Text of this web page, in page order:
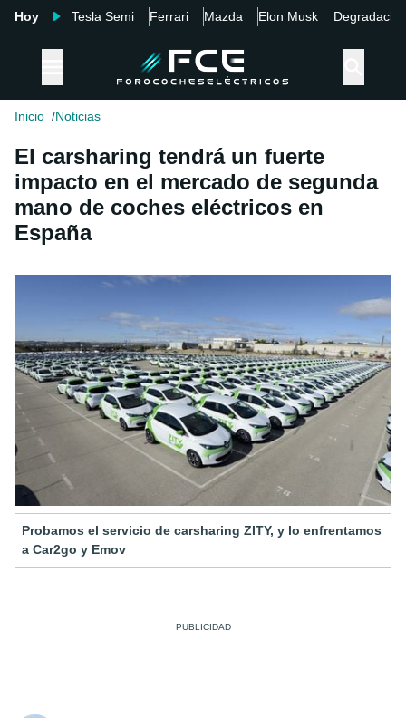
Hoy Tesla Semi Ferrari Mazda Elon Musk Degradación
Inicio Noticias
El carsharing tendrá un fuerte
impacto en el mercado de segunda
mano de coches eléctricos en
España
Probamos el servicio de carsharing ZITY, y lo enfrentamos
a Car2go y Emov